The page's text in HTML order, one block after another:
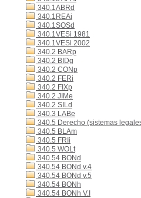
340.1ABRd
340.1REAi
340.1SOSd
340.1VESi 1981
340.1VESi 2002
340.2 BARp
340.2 BIDg
340.2 CONp
340.2 FERi
340.2 FIXp
340.2 JIMe
340.2 SILd
340.3 LABe
340.5 Derecho (sistemas
340.5 BLAm
340.5 FRIi
340.5 WOLt
340.54 BONd
340.54 BONd v.4
340.54 BONd v.5
340.54 BONh
340.54 BONh V.I